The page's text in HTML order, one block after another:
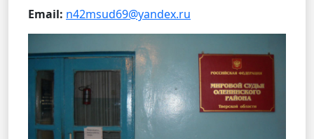
Email: n42msud69@yandex.ru